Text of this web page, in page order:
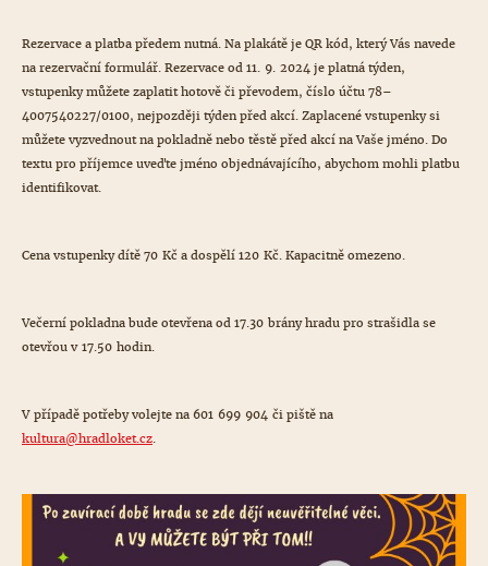
Rezervace a platba předem nutná. Na plakátě je QR kód, který Vás navede
na rezervační formulář. Rezervace od 11. 9. 2024 je platná týden,
vstupenky můžete zaplatit hotově či převodem, číslo účtu 78–
4007540227/0100, nejpozději týden před akcí. Zaplacené vstupenky si
můžete vyzvednout na pokladně nebo těstě před akcí na Vaše jméno. Do
textu pro příjemce uveďte jméno objednávajícího, abychom mohli platbu
identifikovat.
Cena vstupenky dítě 70 Kč a dospělí 120 Kč. Kapacitně omezeno.
Večerní pokladna bude otevřena od 17.30 brány hradu pro strašidla se
otevřou v 17.50 hodin.
V případě potřeby volejte na 601 699 904 či piště na
kultura@hradloket.cz.